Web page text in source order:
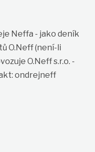
Neffa - jako deník
O.Neff (není-li
O.Neff s.r.o. -
ondrejneff